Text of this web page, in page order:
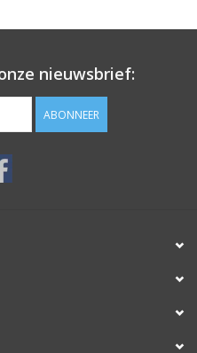
nieuwsbrief:
ABONNEER